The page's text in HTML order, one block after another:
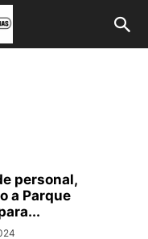
personal,
a Parque